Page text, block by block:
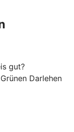
gut?
Darlehen